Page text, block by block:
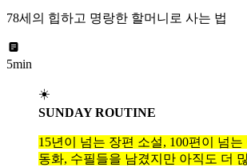
78세의 힙하고 명랑한 할머니로 사는 법
5min
☀️
SUNDAY ROUTINE
15년이 넘는 장편 소설, 100편이 넘
동화, 수필들을 남겼지만 아직도 더